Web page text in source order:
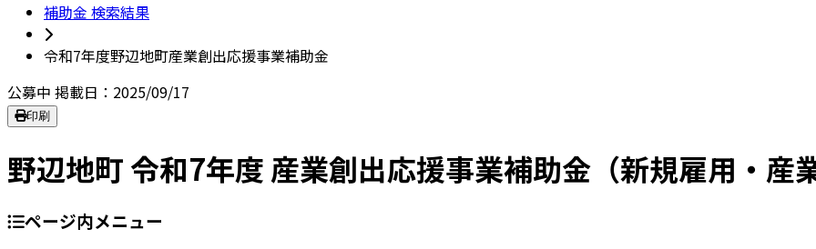
補助金 検索結果
令和7年度野辺地町産業創出応援事業補助金
公募中 掲載日：2025/09/17
印刷
野辺地町 令和7年度 産業創出応援事業補助金（新規雇用・産
ページ内メニュー